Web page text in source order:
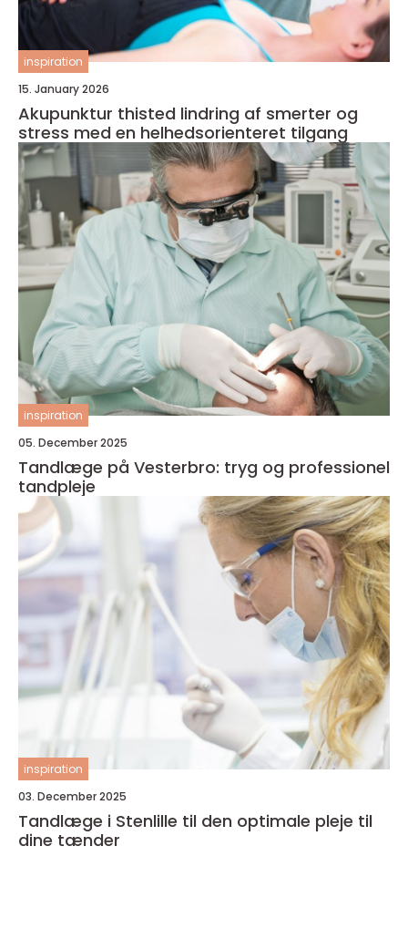
inspiration
15. January 2026
Akupunktur thisted lindring af smerter og
stress med en helhedsorienteret tilgang
inspiration
05. December 2025
Tandlæge på Vesterbro: tryg og professionel
tandpleje
inspiration
03. December 2025
Tandlæge i Stenlille til den optimale pleje til
dine tænder